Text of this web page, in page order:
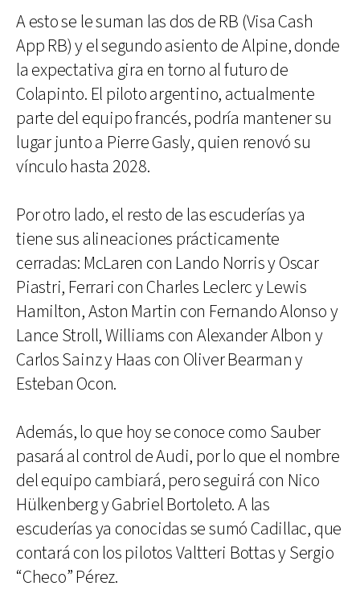
A esto se le suman las dos de RB (Visa Cash
App RB) y el segundo asiento de Alpine, donde
la expectativa gira en torno al futuro de
Colapinto. El piloto argentino, actualmente
parte del equipo francés, podría mantener su
lugar junto a Pierre Gasly, quien renovó su
vínculo hasta 2028.
Por otro lado, el resto de las escuderías ya
tiene sus alineaciones prácticamente
cerradas: McLaren con Lando Norris y Oscar
Piastri, Ferrari con Charles Leclerc y Lewis
Hamilton, Aston Martin con Fernando Alonso y
Lance Stroll, Williams con Alexander Albon y
Carlos Sainz y Haas con Oliver Bearman y
Esteban Ocon.
Además, lo que hoy se conoce como Sauber
pasará al control de Audi, por lo que el nombre
del equipo cambiará, pero seguirá con Nico
Hülkenberg y Gabriel Bortoleto. A las
escuderías ya conocidas se sumó Cadillac, que
contará con los pilotos Valtteri Bottas y Sergio
“Checo” Pérez.